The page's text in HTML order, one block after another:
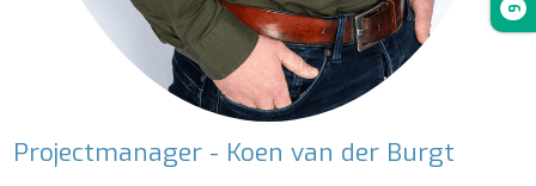
6
Projectmanager - Koen van der Burgt